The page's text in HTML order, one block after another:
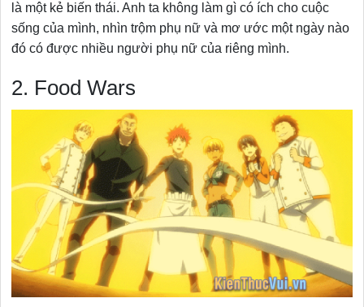
là một kẻ biến thái. Anh ta không làm gì có ích cho cuộc
sống của mình, nhìn trộm phụ nữ và mơ ước một ngày nào
đó có được nhiều người phụ nữ của riêng mình.
2. Food Wars